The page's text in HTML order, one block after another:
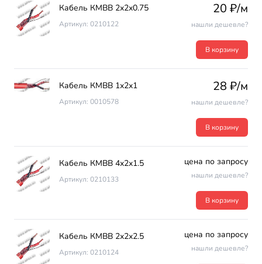
Кабель КМВВ 2х2х0.75
Артикул: 0210122
20 ₽/м
нашли дешевле?
В корзину
Кабель КМВВ 1х2х1
Артикул: 0010578
28 ₽/м
нашли дешевле?
В корзину
Кабель КМВВ 4х2х1.5
Артикул: 0210133
цена по запросу
нашли дешевле?
В корзину
Кабель КМВВ 2х2х2.5
Артикул: 0210124
цена по запросу
нашли дешевле?